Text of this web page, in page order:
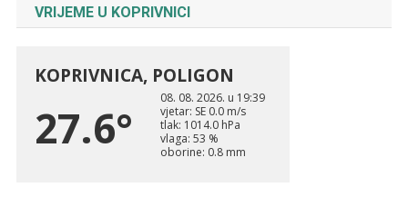
VRIJEME U KOPRIVNICI